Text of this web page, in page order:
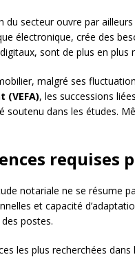
du secteur ouvre par
électronique, crée des
sont de plus en plus
malgré ses
(VEFA), les successions
soutenu dans les études.
requises
notariale ne se résume
et capacité
postes.
les plus recherchées dans